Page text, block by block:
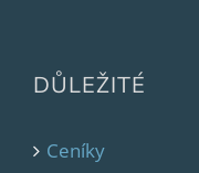
DŮLEŽITÉ
Ceníky